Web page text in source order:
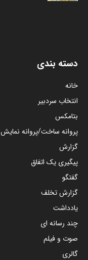
دسته بندی
خانه
انتخاب سردبیر
بتامکس
پروانه ساخت/پروانه نمایش
گزارش
پیگیری یک اتفاق
گفتگو
گزارش تخلف
یادداشت
چند رسانه ای
صوت و فیلم
گالری